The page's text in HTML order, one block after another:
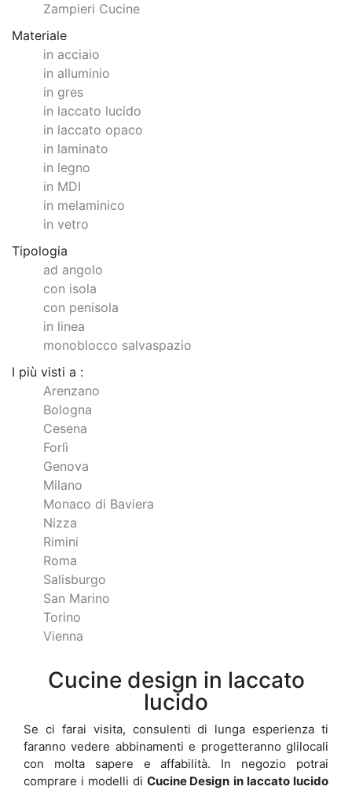
Zampieri Cucine
Materiale
in acciaio
in alluminio
in gres
in laccato lucido
in laccato opaco
in laminato
in legno
in MDI
in melaminico
in vetro
Tipologia
ad angolo
con isola
con penisola
in linea
monoblocco salvaspazio
I più visti a :
Arenzano
Bologna
Cesena
Forlì
Genova
Milano
Monaco di Baviera
Nizza
Rimini
Roma
Salisburgo
San Marino
Torino
Vienna
Cucine design in laccato
lucido
Se ci farai visita, consulenti di lunga esperienza ti
faranno vedere abbinamenti e progetteranno glilocali
con molta sapere e affabilità. In negozio potrai
comprare i modelli di Cucine Design in laccato lucido